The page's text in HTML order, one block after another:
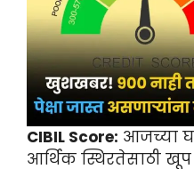
CIBIL Score: आजच्या
आर्थिक स्थिरतेसाठी